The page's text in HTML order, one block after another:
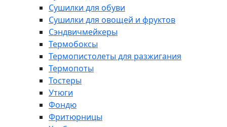
Сушилки для обуви
Сушилки для овощей и фруктов
Сэндвичмейкеры
Термобоксы
Термопистолеты для разжигания
Термопоты
Тостеры
Утюги
Фондю
Фритюрницы